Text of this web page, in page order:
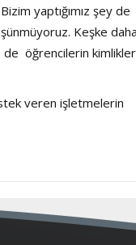
yaptığımız şey de
Keşke daha
de öğrencilerin
veren işletmelerin